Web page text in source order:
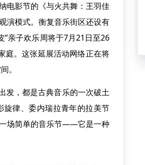
电影节的《与火共舞：王羽佳
演模式。衡复音乐街区还设有
”亲子欢乐周将于7月21日至26
庭。这张延展活动网络正在将
。
，都是古典音乐的一次破土
旋律、委内瑞拉青年的拉美节
场简单的音乐节——它是一种